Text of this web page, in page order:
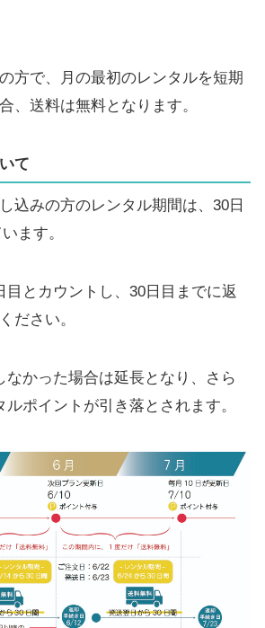
方で、月の最初のレンタルを短期
、送料は無料となります。
て
込みの方のレンタル期間は、30日
ます。
目とカウントし、30日目までに返
ださい。
なかった場合は延長となり、さら
ポイントが引き落とされます。